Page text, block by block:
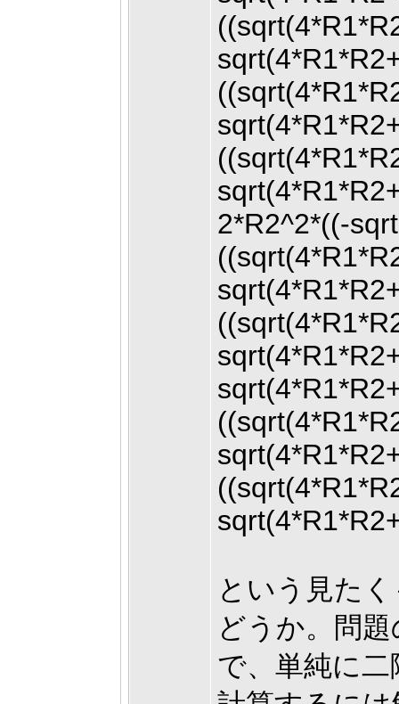
2*R2^2*((-
という見た
どうか。問
で、単純に